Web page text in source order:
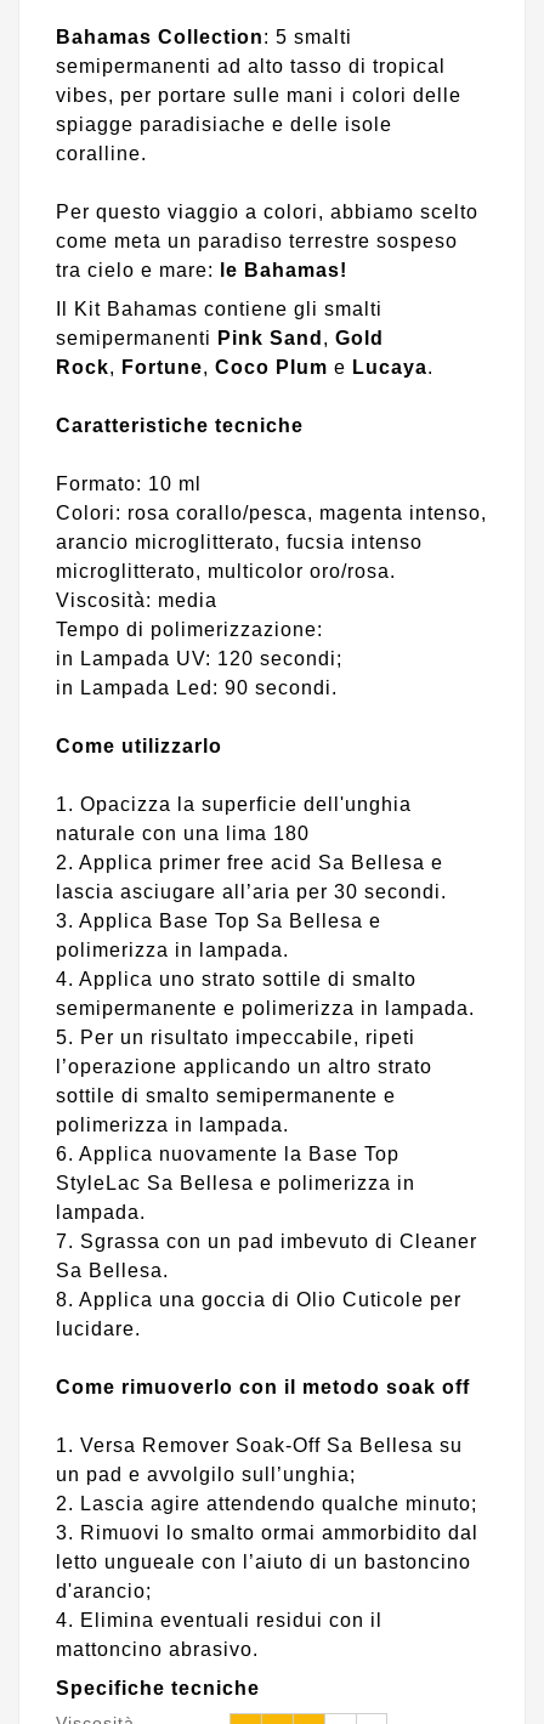
Bahamas Collection: 5 smalti
semipermanenti ad alto tasso di tropical
vibes, per portare sulle mani i colori delle
spiagge paradisiache e delle isole
coralline.
Per questo viaggio a colori, abbiamo scelto
come meta un paradiso terrestre sospeso
tra cielo e mare:
le Bahamas!
Il Kit Bahamas contiene gli smalti
semipermanenti Pink Sand , Gold
Rock, Fortune, Coco Plum e Lucaya.
Caratteristiche tecniche
Formato: 10 ml
Colori: rosa corallo/pesca, magenta intenso,
arancio microglitterato, fucsia intenso
microglitterato, multicolor oro/rosa.
Viscosità: media
Tempo di polimerizzazione:
in Lampada UV: 120 secondi;
in Lampada Led: 90 secondi.
Come utilizzarlo
1. Opacizza la superficie dell'unghia
naturale con una lima 180
2. Applica primer free acid Sa Bellesa e
lascia asciugare all’aria per 30 secondi.
3. Applica Base Top Sa Bellesa e
polimerizza in lampada.
4. Applica uno strato sottile di smalto
semipermanente e polimerizza in lampada.
5. Per un risultato impeccabile, ripeti
l’operazione applicando un altro strato
sottile di smalto semipermanente e
polimerizza in lampada.
6. Applica nuovamente la Base Top
StyleLac Sa Bellesa e polimerizza in
lampada.
7. Sgrassa con un pad imbevuto di Cleaner
Sa Bellesa.
8. Applica una goccia di Olio Cuticole per
lucidare.
Come rimuoverlo con il metodo soak off
1. Versa Remover Soak-Off Sa Bellesa su
un pad e avvolgilo sull’unghia;
2. Lascia agire attendendo qualche minuto;
3. Rimuovi lo smalto ormai ammorbidito dal
letto ungueale con l’aiuto di un bastoncino
d'arancio;
4. Elimina eventuali residui con il
mattoncino abrasivo.
Specifiche tecniche